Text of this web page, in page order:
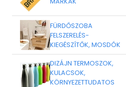
FÜRDŐSZOBA
FELSZERELÉS-
KIEGÉSZÍTŐK, MOSDÓK
DIZÁJN TERMOSZOK,
KULACSOK,
KÖRNYEZETTUDATOS